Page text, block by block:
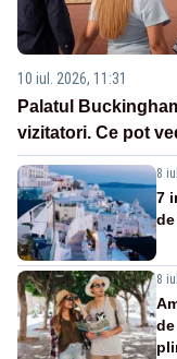
10 iul. 2026, 11:31
Palatul
vizitatori. Ce pot
8
7
8